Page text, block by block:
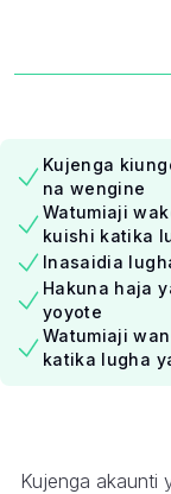
Kujenga
na wengine
Watumiaji
kuishi katika
Inasaidia
Hakuna haja
yoyote
Watumiaji
katika lugha
Kujenga akaunti